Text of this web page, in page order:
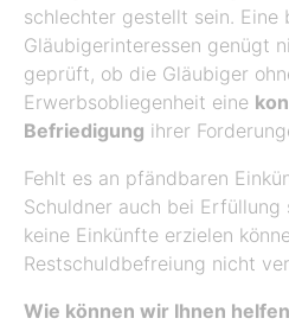
schlechter gestellt sein. Eine
Gläubigerinteressen genügt
geprüft, ob die Gläubiger
Erwerbsobliegenheit eine
Befriedigung ihrer
Fehlt es an pfändbaren
Schuldner auch bei Erfüllung
keine Einkünfte erzielen
Restschuldbefreiung nicht
Wie können wir Ihnen